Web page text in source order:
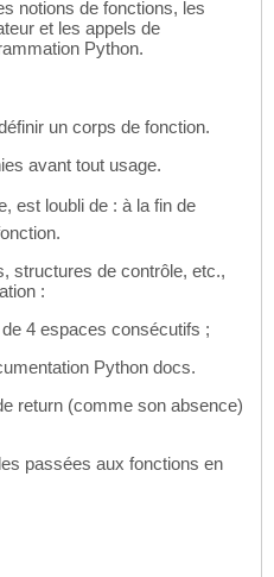
notions de fonctions, les
et les appels de
Python.
un corps de fonction.
avant tout usage.
est loubli de : à la fin de
structures de contrôle, etc.,
:
4 espaces consécutifs ;
Python docs.
return (comme son absence)
passées aux fonctions en